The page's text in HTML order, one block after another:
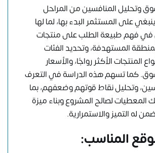
وتحليل المنافسين من المراحل
على المستثمر البدء بها، لما لها
فهم طبيعة الطلب على منتجات
المستهدفة، وتحديد الفئات
المنتجات الأكثر رواجًا، والأسعار
كما تسهم هذه الدراسة في التعرف
وتحليل نقاط قوتهم وضعفهم، بما
المعطيات لصالح المشروع وبناء ميزة
له التميز والاستمرارية.
المناسب: